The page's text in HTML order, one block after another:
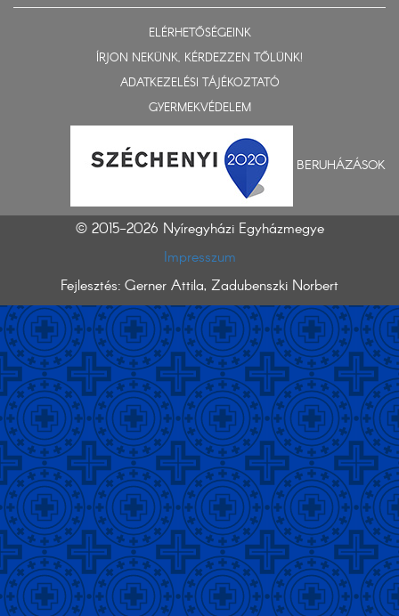
ELÉRHETŐSÉGEINK
ÍRJON NEKÜNK, KÉRDEZZEN TŐLÜNK!
ADATKEZELÉSI TÁJÉKOZTATÓ
GYERMEKVÉDELEM
BERUHÁZÁSOK
© 2015-2026 Nyíregyházi Egyházmegye
Impresszum
Fejlesztés: Gerner Attila, Zadubenszki Norbert